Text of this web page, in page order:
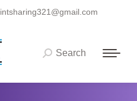
intsharing321@gmail.com
Search:
Search